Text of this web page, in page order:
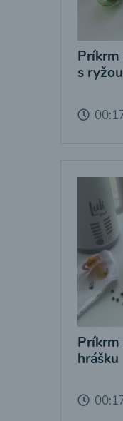
Príkrm
s
Príkrm
hrášku